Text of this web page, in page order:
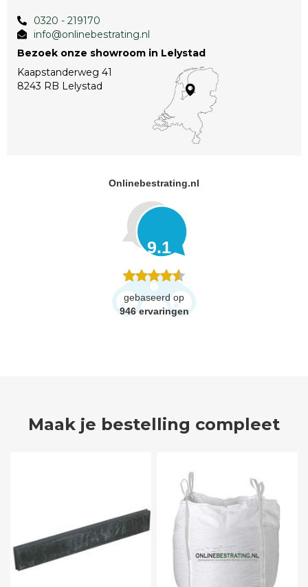
0320 - 219170
info@onlinebestrating.nl
Bezoek onze showroom in Lelystad
Kaapstanderweg 41
8243 RB Lelystad
Onlinebestrating.nl
9.1
gebaseerd op
946 ervaringen
Maak je bestelling compleet